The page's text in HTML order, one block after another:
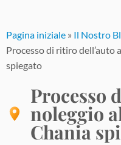
Pagina iniziale » Il Nostro
Processo di ritiro dell’auto
spiegato
Processo
noleggio
Chania